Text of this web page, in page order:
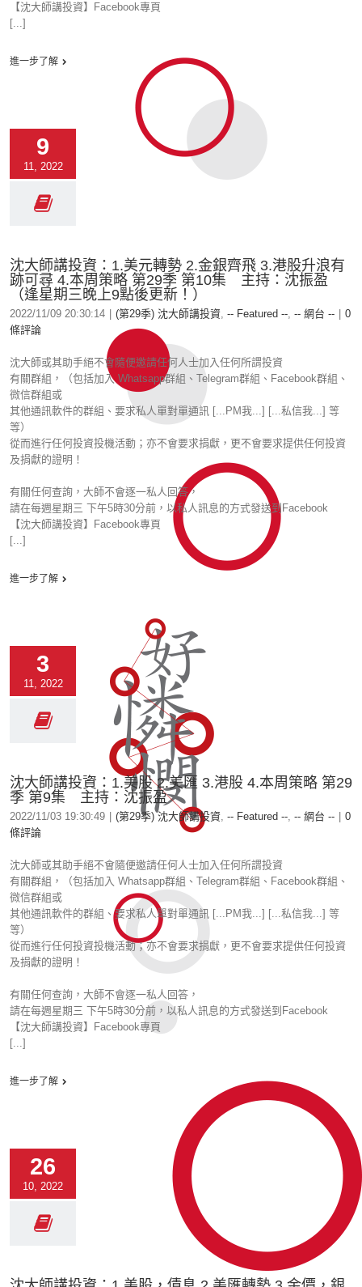
【沈大師講投資】Facebook專頁
[...]
進一步了解
9
11, 2022
沈大師講投資：1.美元轉勢 2.金銀齊飛 3.港股升浪有
跡可尋 4.本周策略 第29季 第10集 主持：沈振盈
（逢星期三晚上9點後更新！）
2022/11/09 20:30:14 (第29季) 沈大師講投資, -- Featured --, -- 網台 --
0
條評論
沈大師或其助手絕不會隨便邀請任何人士加入任何所謂投資
有關群組，（包括加入 Whatsapp群組、Telegram群組、Facebook群組、
微信群組或
其他通訊軟件的群組、要求私人單對單通訊 [...PM我...] [...私信我...] 等
等）
從而進行任何投資投機活動；亦不會要求捐獻，更不會要求提供任何投資
及捐獻的證明！
有關任何查詢，大師不會逐一私人回答，
請在每週星期三 下午5時30分前，以私人訊息的方式發送到Facebook
【沈大師講投資】Facebook專頁
[...]
進一步了解
3
11, 2022
沈大師講投資：1.美股 2.美匯 3.港股 4.本周策略 第29
季 第9集 主持：沈振盈
2022/11/03 19:30:49 (第29季) 沈大師講投資, -- Featured --, -- 網台 --
0
條評論
沈大師或其助手絕不會隨便邀請任何人士加入任何所謂投資
有關群組，（包括加入 Whatsapp群組、Telegram群組、Facebook群組、
微信群組或
其他通訊軟件的群組、要求私人單對單通訊 [...PM我...] [...私信我...] 等
等）
從而進行任何投資投機活動；亦不會要求捐獻，更不會要求提供任何投資
及捐獻的證明！
有關任何查詢，大師不會逐一私人回答，
請在每週星期三 下午5時30分前，以私人訊息的方式發送到Facebook
【沈大師講投資】Facebook專頁
[...]
進一步了解
26
10, 2022